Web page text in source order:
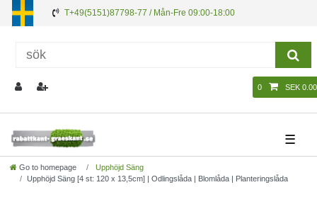
T+49(5151)87798-77 / Mån-Fre 09:00-18:00
0 SEK 0.00
☰
Go to homepage
Upphöjd Säng
Upphöjd Säng [4 st: 120 x 13,5cm] | Odlingslåda | Blomlåda | Planteringslåda